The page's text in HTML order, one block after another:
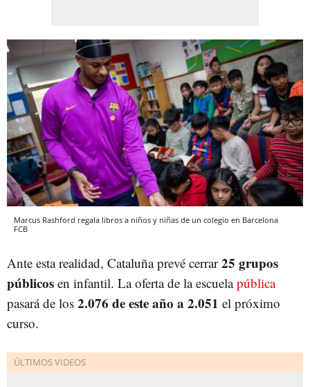
Marcus Rashford regala libros a niños y niñas de un colegio en Barcelona
FCB
Ante esta realidad, Cataluña prevé cerrar25 grupos
públicos en infantil. La oferta de la escuelapública
pasará de los 2.076 de este año a 2.051 el próximo
curso.